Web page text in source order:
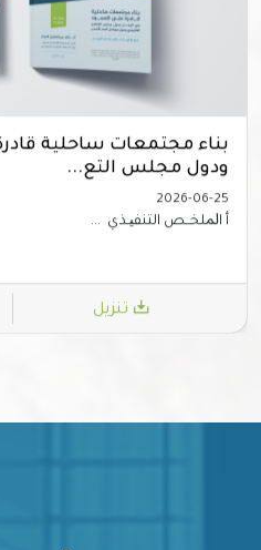
بناء مجتمعات ساحلية
ودول مجلس التع...
2026-06-25
أ اﳌﻠﺨــﺺ اﻟﺘﻨﻔﯿـﺬي ...
تنزيل